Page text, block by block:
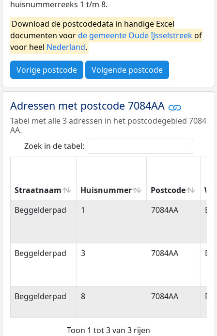
huisnummerreeks 1 t/m 8.
Download de postcodedata in handige Excel
documenten voorde gemeente Oude IJsselstreekof
voor heel Nederland.
Vorige postcode Volgende postcode
Adressen met postcode 7084AA
Tabel met alle 3 adressen in het postcodegebied 7084
AA.
Zoek in de tabel:
Straatnaam Huisnummer Postcode
Straatnaam
Huisnummer Postcode
Beggelderpad 1 7084AA
Beggelderpad 3 7084AA
Beggelderpad 8 7084AA
Toon 1 tot 3 van 3 rijen